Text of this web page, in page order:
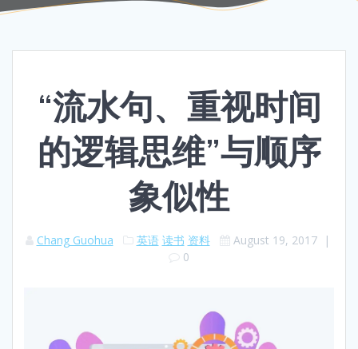
“流水句、重视时间
的逻辑思维”与顺序
象似性
Chang Guohua 英语 读书 资料 August 19, 2017|
0